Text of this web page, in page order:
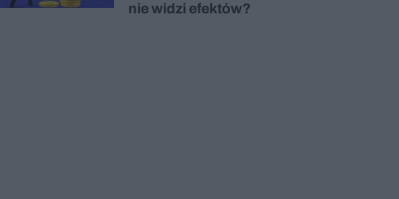
nie widzi efektów?